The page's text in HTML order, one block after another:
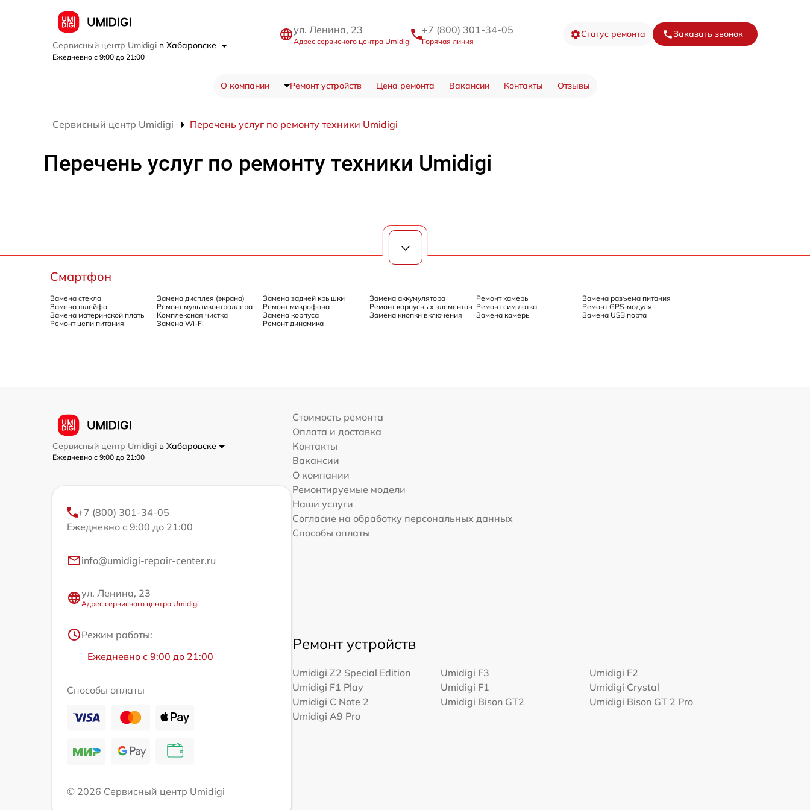
Сервисный центр Umidigi в Хабаровске
Ежедневно с 9:00 до 21:00
ул. Ленина, 23
Адрес сервисного центра Umidigi
+7 (800) 301-34-05
Горячая линия
Статус ремонта Заказать звонок
О компании Ремонт устройств Цена ремонта Вакансии Контакты Отзывы
Сервисный центр Umidigi Перечень услуг по ремонту техники Umidigi
Перечень услуг по ремонту техники Umidigi
Смартфон
Замена стекла Замена дисплея (экрана) Замена задней крышки Замена аккумулятора Ремонт камеры
Замена разъема питания
Замена шлейфа
Ремонт мультиконтроллера Ремонт микрофона Ремонт корпусных элементов Ремонт сим лотка
Ремонт GPS-модуля
Замена материнской платы
Комплексная чистка Замена корпуса Замена кнопки включения Замена камеры
Замена USB порта
Ремонт цепи питания
Замена Wi-Fi Ремонт динамика
Сервисный центр Umidigi в Хабаровске
Ежедневно с 9:00 до 21:00
+7 (800) 301-34-05
Ежедневно с 9:00 до 21:00
info@umidigi-repair-center.ru
ул. Ленина, 23
Адрес сервисного центра Umidigi
Режим работы:
Ежедневно с 9:00 до 21:00
Способы оплаты
© 2026 Сервисный центр Umidigi
Стоимость ремонта
Оплата и доставка
Контакты
Вакансии
О компании
Ремонтируемые модели
Наши услуги
Согласие на обработку персональных данных
Способы оплаты
Ремонт устройств
Umidigi Z2 Special Edition Umidigi F3
Umidigi F2
Umidigi F1 Play
Umidigi F1
Umidigi Crystal
Umidigi C Note 2
Umidigi Bison GT2
Umidigi Bison GT 2 Pro
Umidigi A9 Pro